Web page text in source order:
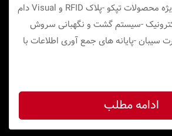
آغاز جشنواره فروش ویژه محصولات تپکو -پلاک RFID و Visual دام
-سیستم گشت و نگهبانی سروش
سیبان -پایانه های جمع آوری اطلاعات با
ادامه مطلب